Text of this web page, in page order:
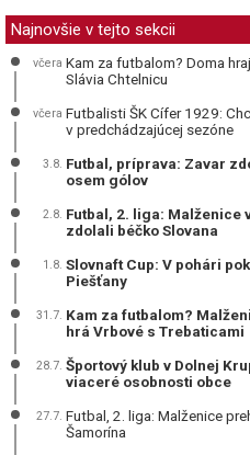
Najnovšie v tejto sekcii
včera Kam za futbalom? Doma
Slávia Chtelnicu
včera Futbalisti ŠK Cífer 1929:
v predchádzajúcej sezóne
3.8. Futbal, príprava: Zavar
osem gólov
2.8. Futbal, 2. liga: Malženice
zdolali béčko Slovana
1.8. Slovnaft Cup: V pohári
Piešťany
31.7. Kam za futbalom?
hrá Vrbové s Trebaticami
28.7. Športový klub v Dolnej
viaceré osobnosti obce
27.7. Futbal, 2. liga: Malženice
Šamorína